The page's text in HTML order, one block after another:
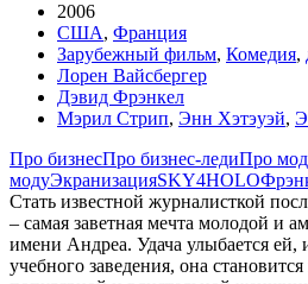
2006
США, Франция
Зарубежный фильм, Комедия,
Лорен Вайсбергер
Дэвид Фрэнкел
Мэрил Стрип, Энн Хэтэуэй,
Про бизнесПро бизнес-ледиПро
модуЭкранизацияSKY4HOLO
Стать известной журналисткой
– самая заветная мечта молодой и
имени Андреа. Удача улыбается ей,
учебного заведения, она